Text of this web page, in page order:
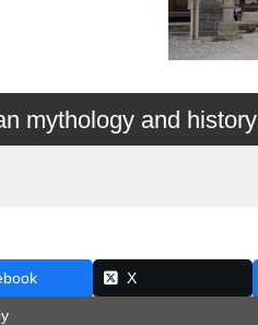
mythology and history
X